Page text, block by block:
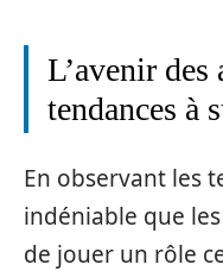
L’avenir
tendances à
En observant les
indéniable que
de jouer un rôle